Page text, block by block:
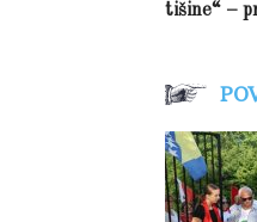
tišine“ –